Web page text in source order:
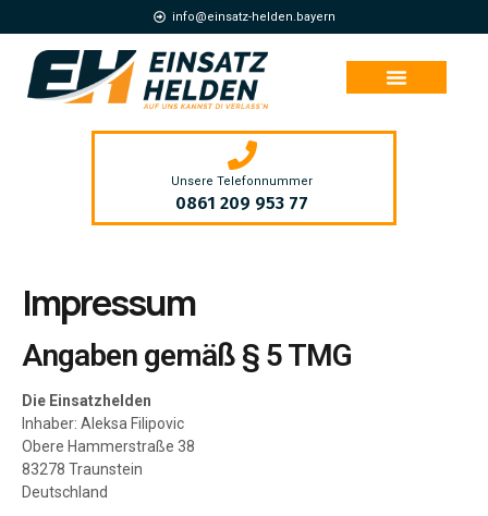
info@einsatz-helden.bayern
Unsere Telefonnummer
0861 209 953 77
Impressum
Angaben gemäß § 5 TMG
Die Einsatzhelden
Inhaber: Aleksa Filipovic
Obere Hammerstraße 38
83278 Traunstein
Deutschland